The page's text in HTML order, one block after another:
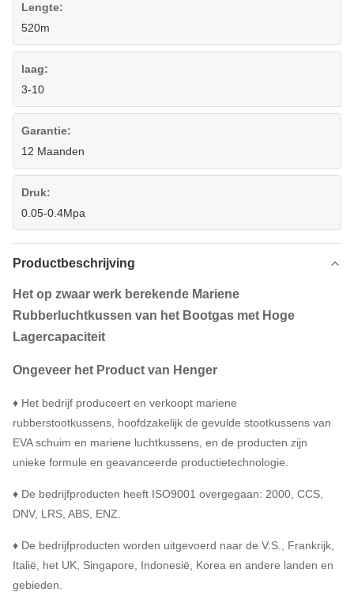
Lengte:
520m
laag:
3-10
Garantie:
12 Maanden
Druk:
0.05-0.4Mpa
Productbeschrijving
Het op zwaar werk berekende Mariene
Rubberluchtkussen van het Bootgas met Hoge
Lagercapaciteit
Ongeveer het Product van Henger
♦ Het bedrijf produceert en verkoopt mariene
rubberstootkussens, hoofdzakelijk de gevulde stootkussens van
EVA schuim en mariene luchtkussens, en de producten zijn
unieke formule en geavanceerde productietechnologie.
♦ De bedrijfproducten heeft ISO9001 overgegaan: 2000, CCS,
DNV, LRS, ABS, ENZ.
♦ De bedrijfproducten worden uitgevoerd naar de V.S., Frankrijk,
Italië, het UK, Singapore, Indonesië, Korea en andere landen en
gebieden.